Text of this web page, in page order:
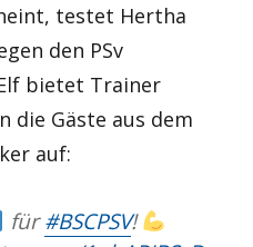
testet Hertha
den PSv
bietet Trainer
die Gäste aus dem
auf:
für#BSCPSV!